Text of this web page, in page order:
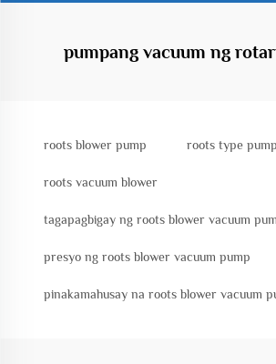
pumpang vacuum ng
roots blower pump roots type pump
roots vacuum blower
tagapagbigay ng roots blower vacuum
presyo ng roots blower vacuum pump
pinakamahusay na roots blower vacuum